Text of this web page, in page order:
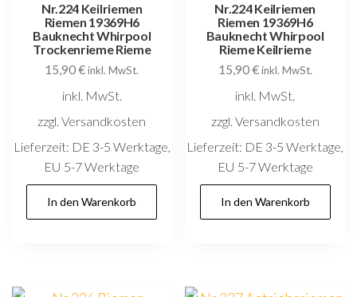
Nr.224 Keilriemen
Riemen 19369H6
Bauknecht Whirpool
Trockenrieme Rieme
15,90€ inkl. MwSt.
inkl. MwSt.
zzgl. Versandkosten
Lieferzeit: DE 3-5 Werktage,
EU 5-7 Werktage
In den Warenkorb
Nr.224 Keilriemen
Riemen 19369H6
Bauknecht Whirpool
Rieme Keilrieme
15,90€ inkl. MwSt.
inkl. MwSt.
zzgl. Versandkosten
Lieferzeit: DE 3-5 Werktage,
EU 5-7 Werktage
In den Warenkorb